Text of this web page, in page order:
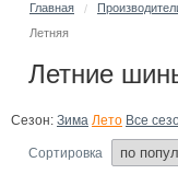
Главная /
Летняя
Летние
Сезон: Зима Лето Все
Сортировка